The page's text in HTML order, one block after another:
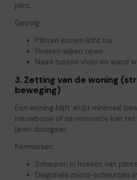
plint.
Gevolg:
Plinten komen licht los
Hoeken wijken open
Naad tussen vloer en wand
3. Zetting van de woning
beweging)
Een woning blijft altijd minimaal
nieuwbouw of na renovatie kan
jaren doorgaan.
Kenmerken:
Scheuren in hoeken van
Diagonale micro-scheurtjes